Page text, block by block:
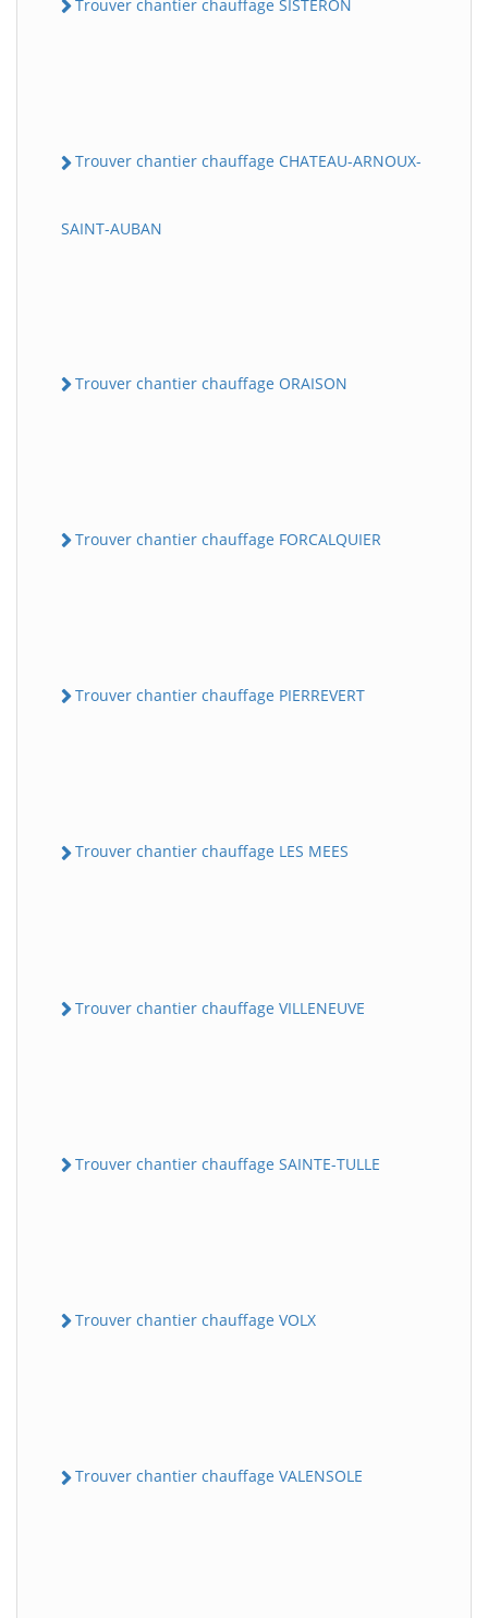
Trouver chantier chauffage SISTERON
Trouver chantier chauffage CHATEAU-ARNOUX-
SAINT-AUBAN
Trouver chantier chauffage ORAISON
Trouver chantier chauffage FORCALQUIER
Trouver chantier chauffage PIERREVERT
Trouver chantier chauffage LES MEES
Trouver chantier chauffage VILLENEUVE
Trouver chantier chauffage SAINTE-TULLE
Trouver chantier chauffage VOLX
Trouver chantier chauffage VALENSOLE